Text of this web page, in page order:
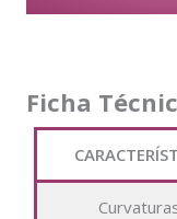
Ficha